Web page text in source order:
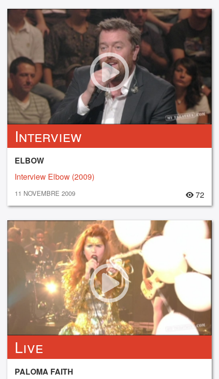
Interview
ELBOW
Interview Elbow (2009)
11 NOVEMBRE 2009 72
Live
PALOMA FAITH